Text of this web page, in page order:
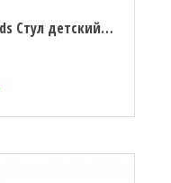
Детские столы и стулья Polini kids Стул детский для комплекта детской мебели Disney baby 105 S Король Лев